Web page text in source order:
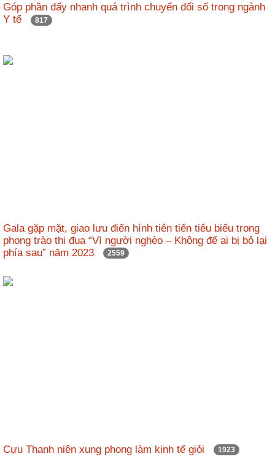
Góp phần đẩy nhanh quá trình chuyển đổi số trong ngành
Y tế
817
Gala gặp mặt, giao lưu điển hình tiên tiến tiêu biểu trong
phong trào thi đua “Vì người nghèo – Không để ai bị bỏ lại
phía sau” năm 2023
2559
Cựu Thanh niên xung phong làm kinh tế giỏi 1923